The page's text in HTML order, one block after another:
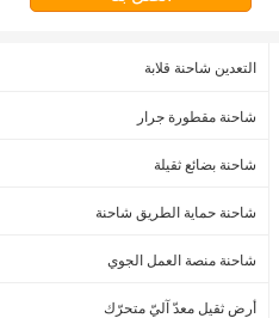
التعدين شاحنة قلابة
شاحنة مقطورة جرار
شاحنة بضائع ثقيلة
شاحنة حماية الطريق شاحنة
شاحنة منصة العمل الجوي
أرض ثقيل معدّ آليّ متحرّك